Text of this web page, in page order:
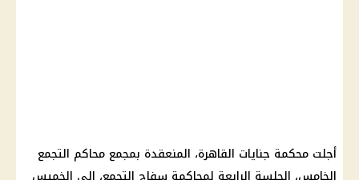
أجلت محكمة جنايات القاهرة، المنعقدة بمجمع محاكم التجمع